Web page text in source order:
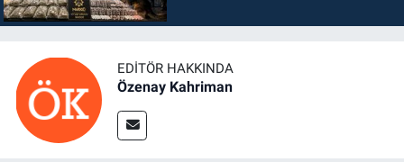
EDITÖR HAKKINDA
Özenay Kahriman